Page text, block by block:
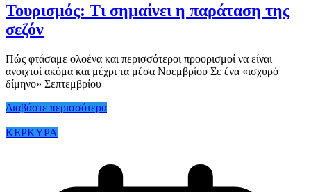
Τουρισμός: Τι σημαίνει η παράταση της
σεζόν
Πώς φτάσαμε ολοένα και περισσότεροι προορισμοί να είναι
ανοιχτοί ακόμα και μέχρι τα μέσα Νοεμβρίου Σε ένα «ισχυρό
δίμηνο» Σεπτεμβρίου
Διαβάστε περισσότερα
ΚΕΡΚΥΡΑ